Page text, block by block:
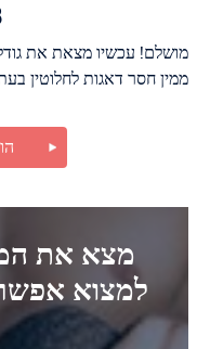
מושלם! עכשיו מצאת את
ממין חסר דאגות לחלוטין
מצא את
למצוא